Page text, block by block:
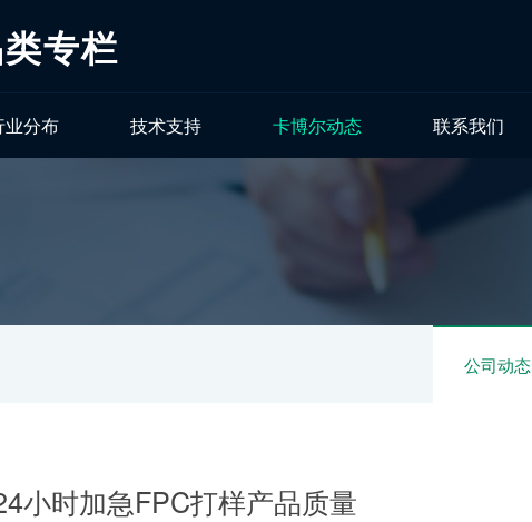
专栏
业分布 技术支持 卡博尔动态 联系我们
公司动态
小时加急FPC打样产品质量